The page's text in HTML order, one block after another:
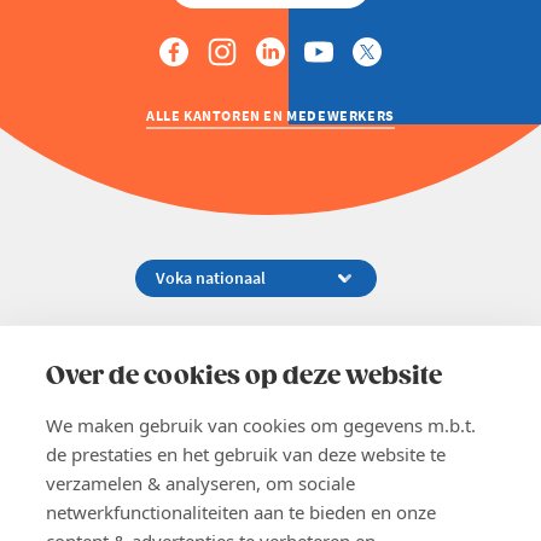
Over de cookies op deze website
We maken gebruik van cookies om gegevens m.b.t.
de prestaties en het gebruik van deze website te
verzamelen & analyseren, om sociale
netwerkfunctionaliteiten aan te bieden en onze
ALLE KANTOREN EN MEDEWERKERS
02 229 81 11